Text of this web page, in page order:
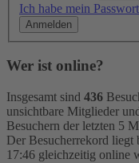
Ich habe mein
Wer ist online?
Insgesamt sind 436
unsichtbare Mitglieder
Besuchern der letzten 5
Der Besucherrekord liegt
17:46 gleichzeitig online